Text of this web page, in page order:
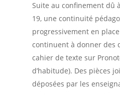
Suite au confinement dû
19, une continuité
progressivement en
continuent à donner des
cahier de texte sur
d’habitude). Des pièces
déposées par les